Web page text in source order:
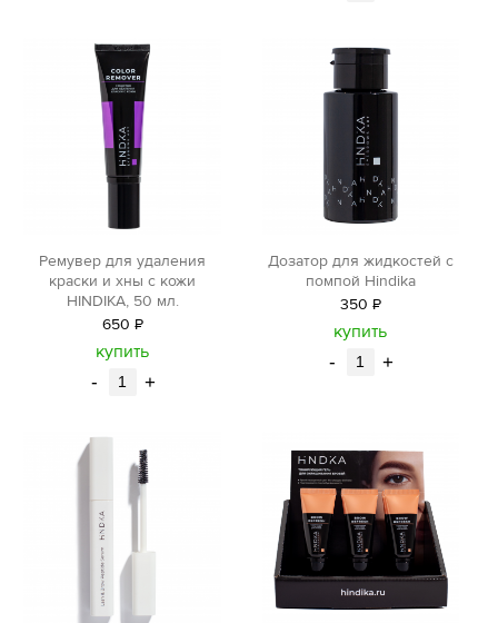
Ремувер для удаления
краски и хны с кожи
HINDIKA, 50 мл.
650 Р
уб.
купить
- +
Дозатор для жидкостей с
помпой Hindika
350 Р
уб.
купить
- +